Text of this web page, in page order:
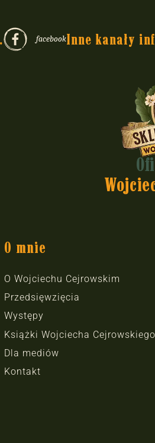
facebookInne kanały
O mnie
O Wojciechu Cejrowskim
Przedsięwzięcia
Występy
Książki Wojciecha Cejrowskiego
Dla mediów
Kontakt